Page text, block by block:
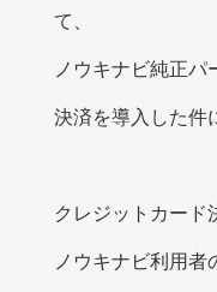
て、
ノウキナビ純正パ
決済を導入した件
クレジットカード
ノウキナビ利用者